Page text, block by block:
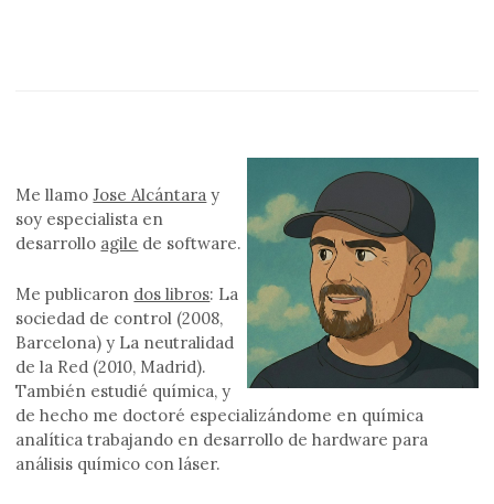
Me llamoJose Alcántara y
soy especialista en
desarrollo agile de software.
Me publicaron dos libros: La
sociedad de control (2008,
Barcelona) y La neutralidad
de la Red (2010, Madrid).
También estudié química, y
de hecho me doctoré especializándome en química
analítica trabajando en desarrollo de hardware para
análisis químico con láser.